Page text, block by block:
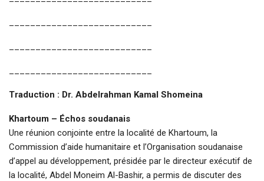
Traduction : Dr. Abdelrahman Kamal Shomeina
Khartoum – Échos soudanais
Une réunion conjointe entre la localité de Khartoum, la
Commission d’aide humanitaire et l’Organisation soudanaise
d’appel au développement, présidée par le directeur exécutif de
la localité, Abdel Moneim Al-Bashir, a permis de discuter des